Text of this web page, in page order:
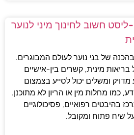
חשוב לחינוך מיני לנוער
בהכנה של בני נוער לעולם המבוגרים.
מינית, קשרים בין-אישיים
ומשלים יכול לסייע בצמצום
כמו מחלות מין או הריון לא מתוכנן.
בהיבטים רפואיים, פסיכולוגיים
שיח פתוח ומקובל.